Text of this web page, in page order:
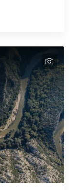
text
text
text
text
text